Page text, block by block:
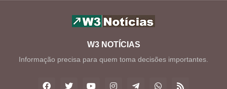
W3 NOTÍCIAS
Informação precisa para quem toma decisões importantes.